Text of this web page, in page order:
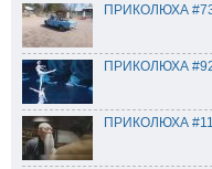
ПРИКОЛЮХА
ПРИКОЛЮХА #92
ПРИКОЛЮХА